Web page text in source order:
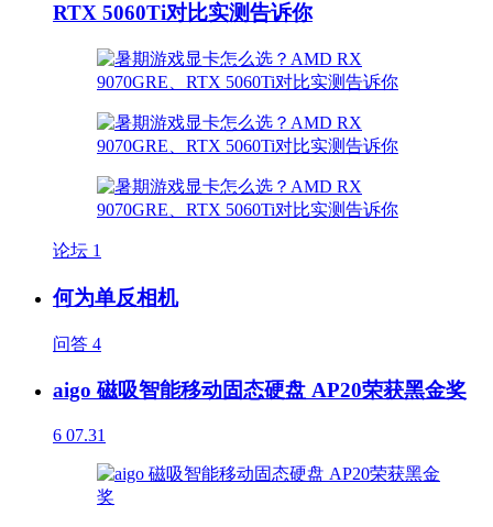
RTX 5060Ti对比实测告诉你
论坛 1
何为单反相机
问答 4
aigo 磁吸智能移动固态硬盘 AP20荣获黑金奖
6 07.31